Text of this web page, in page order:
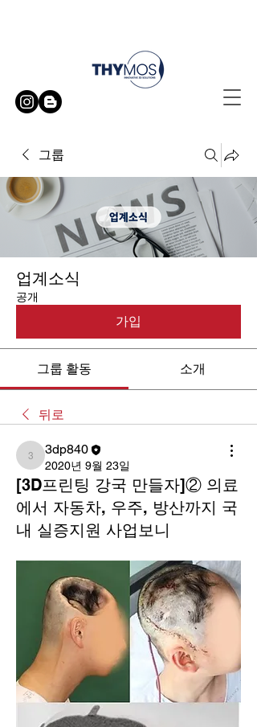
그룹
업계소식
공개
가입
그룹 활동 소개
뒤로
3dp840
3dp840
2020년 9월 23일
[3D프린팅 강국 만들자]② 의료
에서 자동차, 우주, 방산까지 국
내 실증지원 사업보니